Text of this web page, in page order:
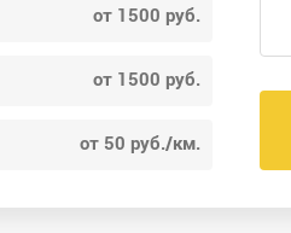
от 1500 руб.
от 1500 руб.
от 50 руб./км.